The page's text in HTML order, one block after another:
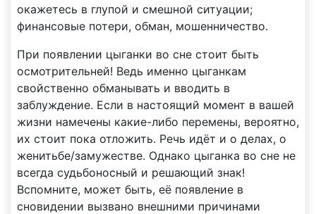
окажетесь в глупой и смешной ситуации;
финансовые потери, обман, мошенничество.
При появлении цыганки во сне стоит быть
осмотрительней! Ведь именно цыганкам
свойственно обманывать и вводить в
заблуждение. Если в настоящий момент в вашей
жизни намечены какие-либо перемены, вероятно,
их стоит пока отложить. Речь идёт и о делах, о
женитьбе/замужестве. Однако цыганка во сне не
всегда судьбоносный и решающий знак!
Вспомните, может быть, её появление в
сновидении вызвано внешними причинами